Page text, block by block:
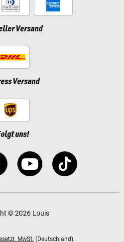
Versand
Versand
uns!
© 2026 Louis
MwSt. (Deutschland).